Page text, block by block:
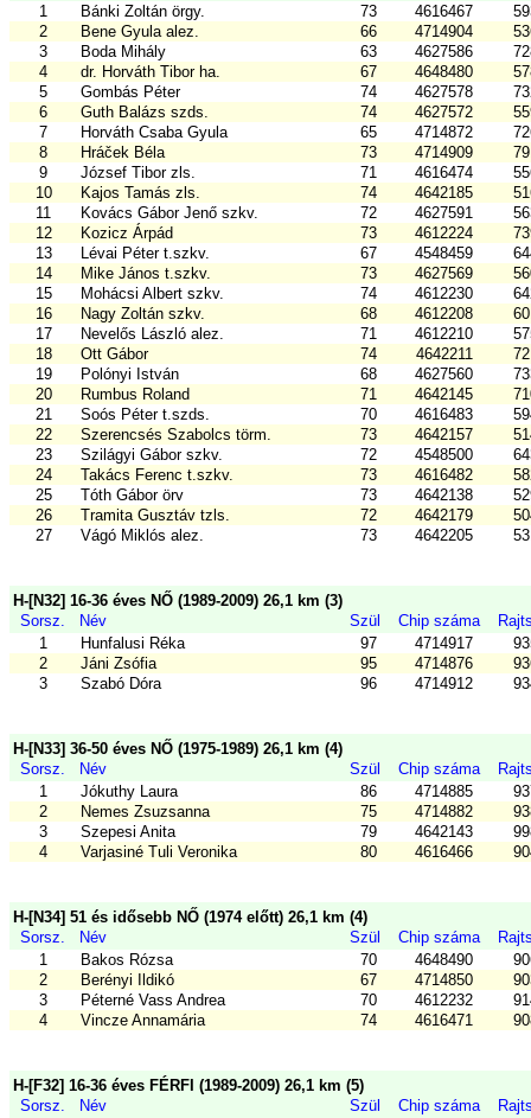
1
Bánki Zoltán örgy. 73 4616467
2
Bene Gyula alez. 66 4714904
3
Boda Mihály 63 4627586
4
dr. Horváth Tibor ha. 67 4648480
5
Gombás Péter 74 4627578
6
Guth Balázs szds. 74 4627572
7
Horváth Csaba Gyula 65 4714872
8
Hráček Béla 73 4714909
9
József Tibor zls. 71 4616474
10
Kajos Tamás zls. 74 4642185
11
Kovács Gábor Jenő szkv. 72 4627591
12
Kozicz Árpád 73 4612224
13
Lévai Péter t.szkv. 67 4548459
14
Mike János t.szkv. 73 4627569
15
Mohácsi Albert szkv. 74 4612230
16
Nagy Zoltán szkv. 68 4612208
17
Nevelős László alez. 71 4612210
18
Ott Gábor 74 4642211
19
Polónyi István 68 4627560
20
Rumbus Roland 71 4642145
21
Soós Péter t.szds. 70 4616483
22
Szerencsés Szabolcs törm. 73 4642157
23
Szilágyi Gábor szkv. 72 4548500
24
Takács Ferenc t.szkv. 73 4616482
25
Tóth Gábor örv 73 4642138
26
Tramita Gusztáv tzls. 72 4642179
27
Vágó Miklós alez. 73 4642205
H-[N32] 16-36 éves NŐ (1989-2009) 26,1 km (3)
Sorsz.
Név Szül Chip száma
1
Hunfalusi Réka 97 4714917
2
Jáni Zsófia 95 4714876
3
Szabó Dóra 96 4714912
H-[N33] 36-50 éves NŐ (1975-1989) 26,1 km (4)
Sorsz.
Név Szül Chip száma
1
Jókuthy Laura 86 4714885
2
Nemes Zsuzsanna 75 4714882
3
Szepesi Anita 79 4642143
4
Varjasiné Tuli Veronika 80 4616466
H-[N34] 51 és idősebb NŐ (1974 előtt) 26,1 km (4)
Sorsz.
Név Szül Chip száma
1
Bakos Rózsa 70 4648490
2
Berényi Ildikó 67 4714850
3
Péterné Vass Andrea 70 4612232
4
Vincze Annamária 74 4616471
H-[F32] 16-36 éves FÉRFI (1989-2009) 26,1 km (5)
Sorsz.
Név Szül Chip száma